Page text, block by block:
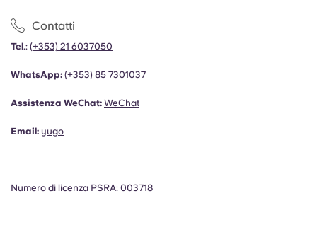
Contatti
Tel.: (+353) 21 6037050
WhatsApp: (+353) 85 7301037
Assistenza WeChat: WeChat
Email: yugo
Numero di licenza PSRA: 003718